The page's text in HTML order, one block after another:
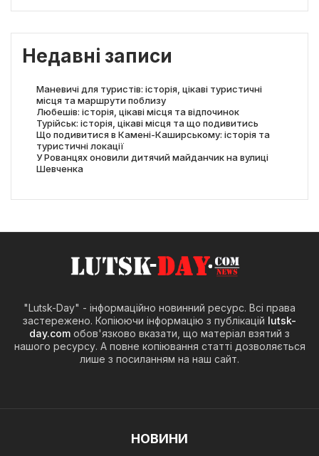
Недавні записи
Маневичі для туристів: історія, цікаві туристичні
місця та маршрути поблизу
Любешів: історія, цікаві місця та відпочинок
Турійськ: історія, цікаві місця та що подивитись
Що подивитися в Камені-Каширському: історія та
туристичні локації
У Рованцях оновили дитячий майданчик на вулиці
Шевченка
"Lutsk-Day" - інформаційно новинний ресурс. Всі права
застережено. Копіюючи інформацію з публікацій lutsk-
day.com обов'язково вказати, що матеріал взятий з
нашого ресурсу. А повне копіювання статті дозволяється
лише з посиланням на наш сайт.
НОВИНИ